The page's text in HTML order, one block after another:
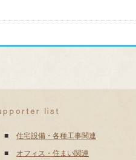
住宅設備・各種工事関連
■
オフィス・住まい関連
■